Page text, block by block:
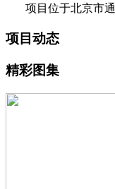
项目位于北京市通
项目动态
精彩图集